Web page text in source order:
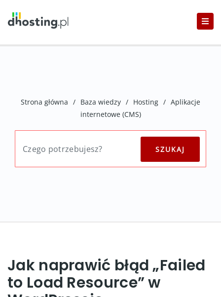
Strona główna / Baza wiedzy / Hosting / Aplikacje
internetowe (CMS)
Jak naprawić błąd „Failed
to Load Resource” w